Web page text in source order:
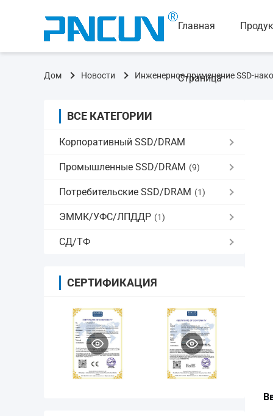
Главная
Страница
Дом Новости Инженерное применение SSD-
ВСЕ КАТЕГОРИИ
Корпоративный SSD/DRAM
Промышленные SSD/DRAM (9)
Потребительские SSD/DRAM (1)
ЭММК/УФС/ЛПДДР (1)
СД/ТФ
СЕРТИФИКАЦИЯ